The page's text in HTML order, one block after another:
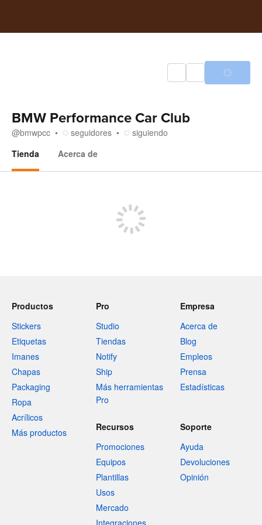
BMW Performance Car Club
@bmwpcc seguidores
siguiendo
Tienda
Acerca de
Productos
Stickers
Etiquetas
Imanes
Chapas
Packaging
Ropa
Acrílicos
Más productos
Pro
Studio
Tiendas
Notify
Ship
Más herramientas
Pro
Empresa
Acerca de
Blog
Empleos
Prensa
Estadísticas
Recursos
Promociones
Equipos
Plantillas
Usos
Mercado
Integraciones
Soporte
Ayuda
Devoluciones
Opinión